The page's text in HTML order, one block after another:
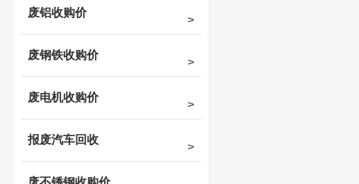
废铝收购价
废钢铁收购价
废电机收购价
报废汽车回收